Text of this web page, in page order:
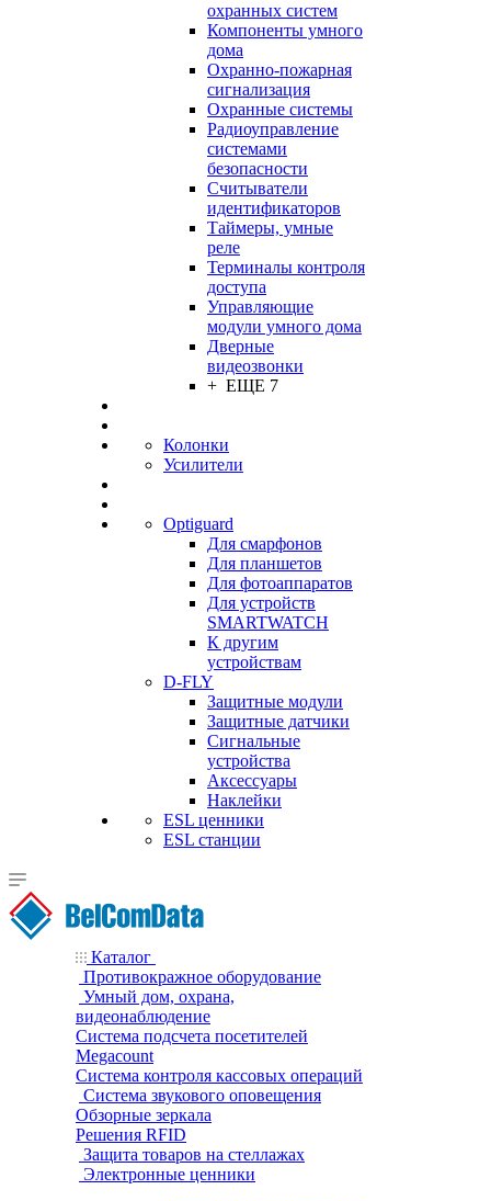
охранных систем
Компоненты умного
дома
Охранно-пожарная
сигнализация
Охранные системы
Радиоуправление
системами
безопасности
Считыватели
идентификаторов
Таймеры, умные
реле
Терминалы контроля
доступа
Управляющие
модули умного дома
Дверные
видеозвонки
+ ЕЩЕ 7
Колонки
Усилители
Optiguard
Для смарфонов
Для планшетов
Для фотоаппаратов
Для устройств
SMARTWATCH
К другим
устройствам
D-FLY
Защитные модули
Защитные датчики
Сигнальные
устройства
Аксессуары
Наклейки
ESL ценники
ESL станции
Каталог
Противокражное оборудование
Умный дом, охрана,
видеонаблюдение
Система подсчета посетителей
Megacount
Система контроля кассовых операций
Система звукового оповещения
Обзорные зеркала
Решения RFID
Защита товаров на стеллажах
Электронные ценники